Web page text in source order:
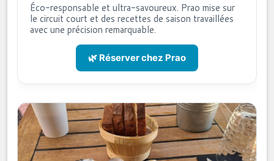
Éco-responsable et ultra-savoureux. Prao mise sur
le circuit court et des recettes de saison travaillées
avec une précision remarquable.
🌿 Réserver chez Prao